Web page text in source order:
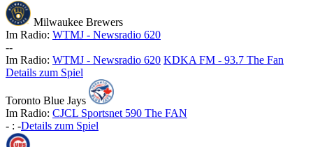
Milwaukee Brewers
Im Radio: WTMJ - Newsradio 620
--
Im Radio: WTMJ - Newsradio 620 KDKA FM - 93.7 The Fan
Details zum Spiel
Toronto Blue Jays
Im Radio: CJCL Sportsnet 590 The FAN
- : -Details zum Spiel